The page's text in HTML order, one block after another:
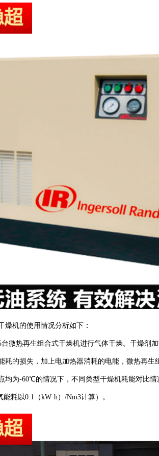
燥机的使用情况分析如下：
微热再生组合式干燥机进行气体干燥。干燥剂
耗的损失，加上电加热器消耗的电能，微热再生
均为-60℃的情况下，不同类型干燥机耗能对比情
耗以0.1（kW·h）/Nm3计算）。